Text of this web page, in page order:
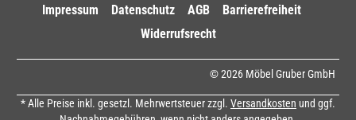
Impressum Datenschutz AGB
Barrierefreiheit
Widerrufsrecht
© 2026 Möbel Gruber GmbH
* Alle Preise inkl. gesetzl. Mehrwertsteuer zzgl. Versandkosten und ggf.